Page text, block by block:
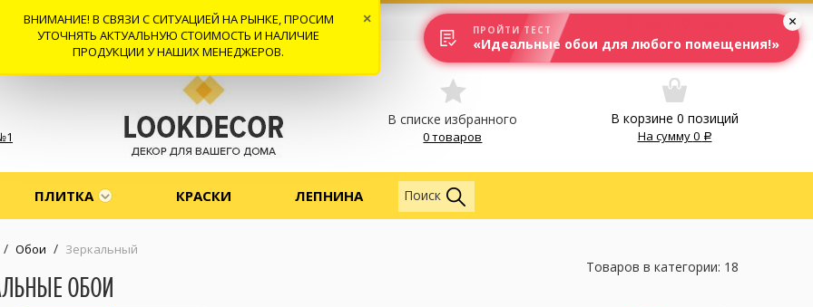
ДОСТАВКА СОТРУДНИЧЕСТВО КОНТАКТЫ ОТЗЫВЫ
В списке избранного
0 товаров
В корзине 0 позиций
На сумму0
ПЛИТКА КРАСКИ ЛЕПНИНА Обои
Поиск
/ Обои / Зеркальный
ОБОИ
Товаров в категории: 18
ВНИМАНИЕ! В СВЯЗИ С СИТУАЦИЕЙ НА РЫНКЕ, ПРОСИМ
УТОЧНЯТЬ АКТУАЛЬНУЮ СТОИМОСТЬ И НАЛИЧИЕ
ПРОДУКЦИИ У НАШИХ МЕНЕДЖЕРОВ.
×
ПРОЙТИ ТЕСТ
«Идеальные обои для любого помещения!»